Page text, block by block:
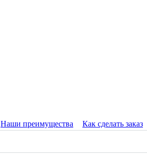
Наши преимущества Как сделать заказ